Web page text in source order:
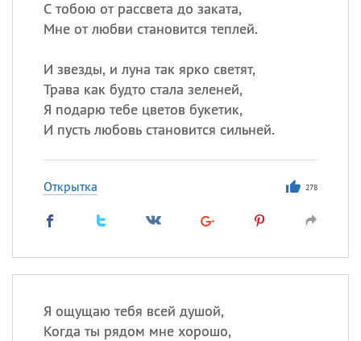
С тобою от рассвета до заката,
Мне от любви становится теплей.
И звезды, и луна так ярко светят,
Трава как будто стала зеленей,
Я подарю тебе цветов букетик,
И пусть любовь становится сильней.
Открытка 278
Я ощущаю тебя всей душой,
Когда ты рядом мне хорошо,